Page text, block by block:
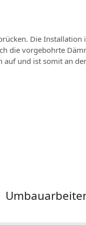
Die
die vorgebohrte
und ist somit an